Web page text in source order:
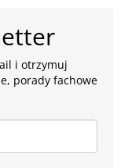
i otrzymuj
porady fachowe